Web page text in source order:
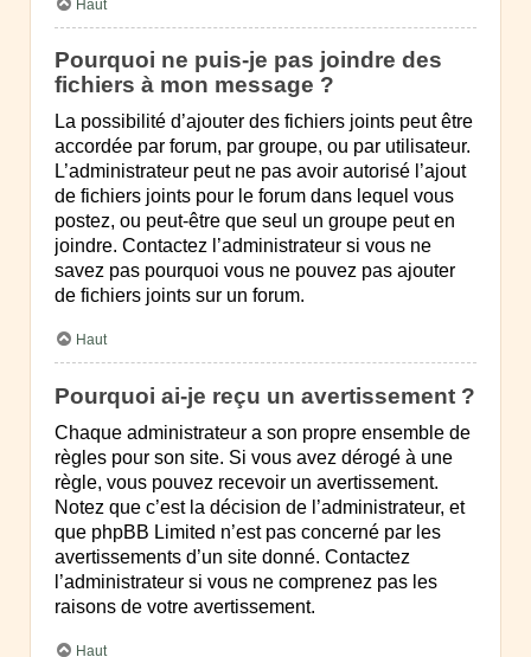
Haut
Pourquoi ne puis-je pas joindre des
fichiers à mon message ?
La possibilité d’ajouter des fichiers joints peut être
accordée par forum, par groupe, ou par utilisateur.
L’administrateur peut ne pas avoir autorisé l’ajout
de fichiers joints pour le forum dans lequel vous
postez, ou peut-être que seul un groupe peut en
joindre. Contactez l’administrateur si vous ne
savez pas pourquoi vous ne pouvez pas ajouter
de fichiers joints sur un forum.
Haut
Pourquoi ai-je reçu un avertissement ?
Chaque administrateur a son propre ensemble de
règles pour son site. Si vous avez dérogé à une
règle, vous pouvez recevoir un avertissement.
Notez que c’est la décision de l’administrateur, et
que phpBB Limited n’est pas concerné par les
avertissements d’un site donné. Contactez
l’administrateur si vous ne comprenez pas les
raisons de votre avertissement.
Haut